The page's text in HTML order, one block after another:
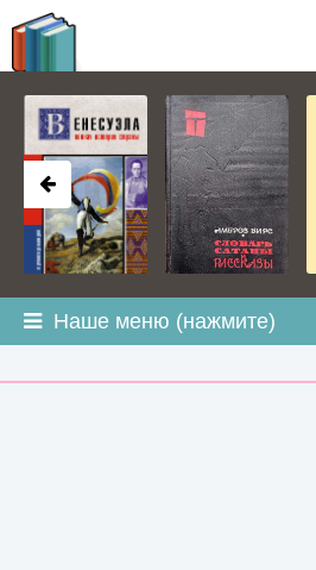
Наше меню (нажмите)
BOOKPLANETA.COM